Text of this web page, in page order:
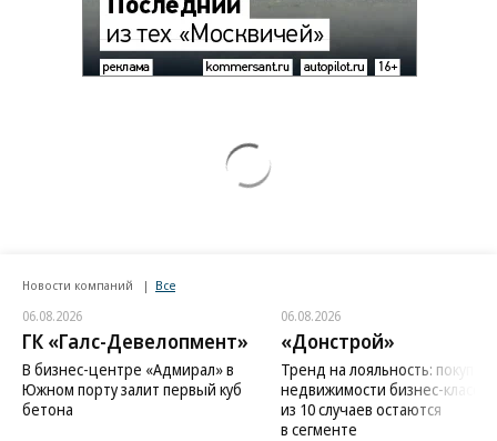
Новости компаний Все
06.08.2026
ГК «Галс-Девелопмент»
В бизнес-центре «Адмирал» в
Южном порту залит первый куб
бетона
06.08.2026
«Донстрой»
Тренд на лояльность:
недвижимости бизнес-класса
из 10 случаев остаются
в сегменте